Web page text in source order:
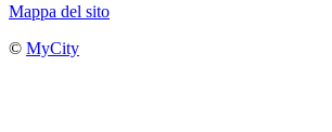
Mappa del sito
© MyCity